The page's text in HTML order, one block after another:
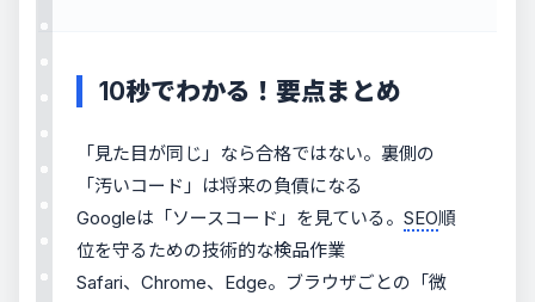
10秒でわかる！要点まとめ
「見た目が同じ」なら合格ではない。裏側の
「汚いコード」は将来の負債になる
Googleは「ソースコード」を見ている。 SEO順
位を守るための技術的な検品作業
Safari、Chrome、Edge。ブラウザごとの「微